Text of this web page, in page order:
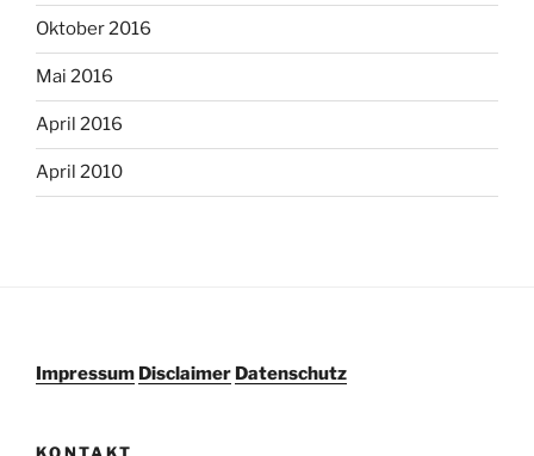
Oktober 2016
Mai 2016
April 2016
April 2010
Impressum Disclaimer Datenschutz
KONTAKT